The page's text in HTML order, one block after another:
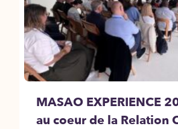
MASAO EXPERIENCE
au coeur de la Relation